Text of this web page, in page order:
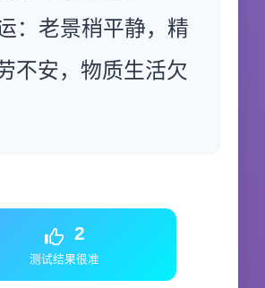
：老景稍平静，精
不安，物质生活欠
2
测试结果很准